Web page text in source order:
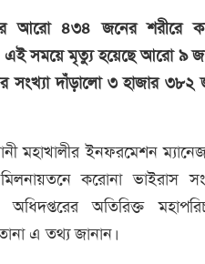
আরো ৪৩৪ জনের শরীরে
এই সময়ে মৃত্যু হয়েছে আরো ৯
সংখ্যা দাঁড়ালো ৩ হাজার ৩৮২
মহাখালীর ইনফরমেশন
করোনা ভাইরাস
অধিদপ্তরের অতিরিক্ত
এ তথ্য জানান।